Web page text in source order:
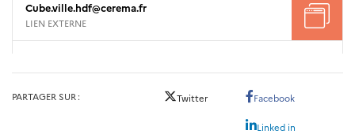
Cube.ville.hdf@cerema.fr
LIEN EXTERNE
PARTAGER SUR Twitter Facebook
Linked in